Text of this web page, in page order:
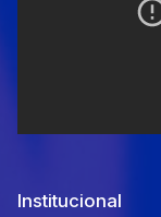
Institucional